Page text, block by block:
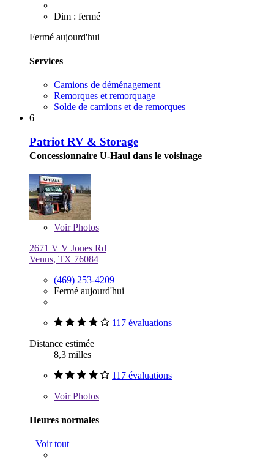
Dim : fermé
Fermé aujourd'hui
Services
Camions de déménagement
Remorques et remorquage
Solde de camions et de remorques
6
Patriot RV & Storage
Concessionnaire U-Haul dans le voisinage
VoirPhotos
2671 V V Jones Rd
Venus, TX 76084
(469) 253-4209
Fermé aujourd'hui
117 évaluations
Distance estimée
8,3 milles
117 évaluations
VoirPhotos
Heures normales
Voir tout